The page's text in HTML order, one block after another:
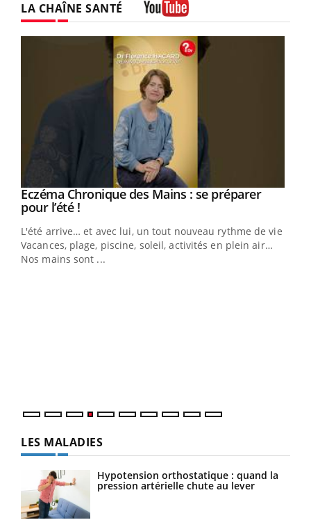
LA CHAÎNE SANTÉ
Youtube
Eczéma Chronique des Mains : se préparer
pour l’été !Youtube
L'été arrive… et avec lui, un tout nouveau rythme de vie !
Vacances, plage, piscine, soleil, activités en plein air…
Nos mains sont ...
LES MALADIES
Hypotension orthostatique : quand la
pression artérielle chute au lever